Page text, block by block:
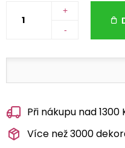
+
-
Při nákupu nad
Více než 3000